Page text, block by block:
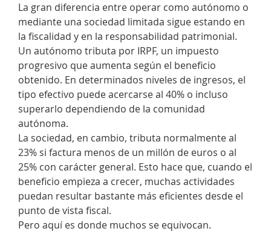
La gran diferencia entre operar como autónomo o
mediante una sociedad limitada sigue estando en
la fiscalidad y en la responsabilidad patrimonial.
Un autónomo tributa por IRPF, un impuesto
progresivo que aumenta según el beneficio
obtenido. En determinados niveles de ingresos, el
tipo efectivo puede acercarse al 40% o incluso
superarlo dependiendo de la comunidad
autónoma.
La sociedad, en cambio, tributa normalmente al
23% si factura menos de un millón de euros o al
25% con carácter general. Esto hace que, cuando el
beneficio empieza a crecer, muchas actividades
puedan resultar bastante más eficientes desde el
punto de vista fiscal.
Pero aquí es donde muchos se equivocan.